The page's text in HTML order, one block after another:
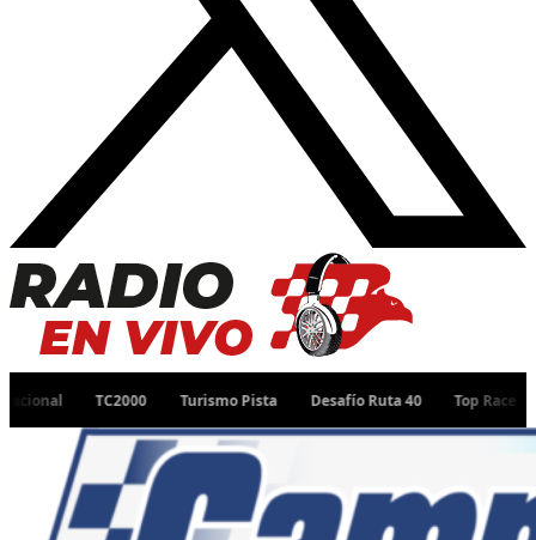
TC2000 Turismo Pista Desafío Ruta 40 Top Race TC Pista